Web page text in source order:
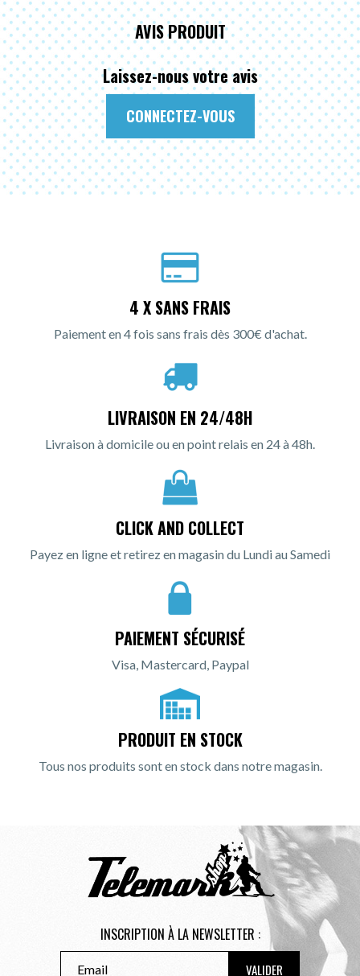
AVIS PRODUIT
Laissez-nous votre avis
CONNECTEZ-VOUS
4 X SANS FRAIS
Paiement en 4 fois sans frais dès 300€ d'achat.
LIVRAISON EN 24/48H
Livraison à domicile ou en point relais en 24 à 48h.
CLICK AND COLLECT
Payez en ligne et retirez en magasin du Lundi au Samedi
PAIEMENT SÉCURISÉ
Visa, Mastercard, Paypal
PRODUIT EN STOCK
Tous nos produits sont en stock dans notre magasin.
INSCRIPTION À LA NEWSLETTER :